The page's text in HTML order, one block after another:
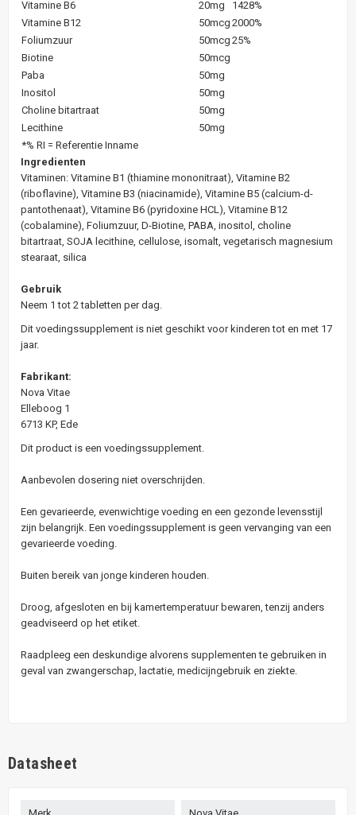
Vitamine B6 20mg
1428%
Vitamine B12
50mcg 2000%
Foliumzuur
50mcg 25%
Biotine
50mcg
Paba
50mg
Inositol
50mg
Choline bitartraat
50mg
Lecithine
50mg
*% RI = Referentie Inname
Ingredienten
Vitaminen: Vitamine B1 (thiamine mononitraat), Vitamine B2
(riboflavine), Vitamine B3 (niacinamide), Vitamine B5 (calcium-d-
pantothenaat), Vitamine B6 (pyridoxine HCL), Vitamine B12
(cobalamine), Foliumzuur, D-Biotine, PABA, inositol, choline
bitartraat, SOJA lecithine, cellulose, isomalt, vegetarisch magnesium
stearaat, silica
Gebruik
Neem 1 tot 2 tabletten per dag.
Dit voedingssupplement is niet geschikt voor kinderen tot en met 17
jaar.
Fabrikant:
Nova Vitae
Elleboog 1
6713 KP, Ede
Dit product is een voedingssupplement.
Aanbevolen dosering niet overschrijden.
Een gevarieerde, evenwichtige voeding en een gezonde levensstijl
zijn belangrijk. Een voedingssupplement is geen vervanging van een
gevarieerde voeding.
Buiten bereik van jonge kinderen houden.
Droog, afgesloten en bij kamertemperatuur bewaren, tenzij anders
geadviseerd op het etiket.
Raadpleeg een deskundige alvorens supplementen te gebruiken in
geval van zwangerschap, lactatie, medicijngebruik en ziekte.
Datasheet